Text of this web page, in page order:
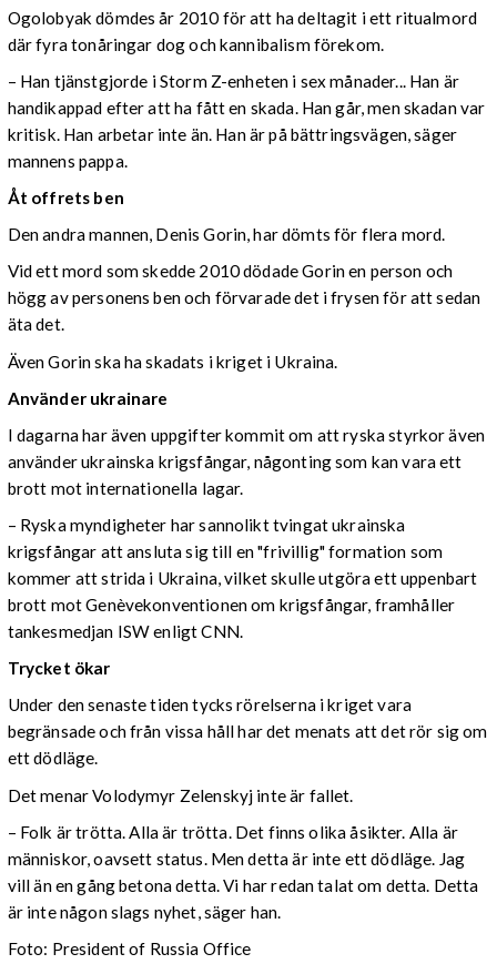
Ogolobyak dömdes år 2010 för att ha deltagit i ett ritualmord
där fyra tonåringar dog och kannibalism förekom.
– Han tjänstgjorde i Storm Z-enheten i sex månader... Han är
handikappad efter att ha fått en skada. Han går, men skadan var
kritisk. Han arbetar inte än. Han är på bättringsvägen, säger
mannens pappa.
Åt offrets ben
Den andra mannen, Denis Gorin, har dömts för flera mord.
Vid ett mord som skedde 2010 dödade Gorin en person och
högg av personens ben och förvarade det i frysen för att sedan
äta det.
Även Gorin ska ha skadats i kriget i Ukraina.
Använder ukrainare
I dagarna har även uppgifter kommit om att ryska styrkor även
använder ukrainska krigsfångar, någonting som kan vara ett
brott mot internationella lagar.
– Ryska myndigheter har sannolikt tvingat ukrainska
krigsfångar att ansluta sig till en "frivillig" formation som
kommer att strida i Ukraina, vilket skulle utgöra ett uppenbart
brott mot Genèvekonventionen om krigsfångar, framhåller
tankesmedjan ISW enligt CNN.
Trycket ökar
Under den senaste tiden tycks rörelserna i kriget vara
begränsade och från vissa håll har det menats att det rör sig om
ett dödläge.
Det menar Volodymyr Zelenskyj inte är fallet.
– Folk är trötta. Alla är trötta. Det finns olika åsikter. Alla är
människor, oavsett status. Men detta är inte ett dödläge. Jag
vill än en gång betona detta. Vi har redan talat om detta. Detta
är inte någon slags nyhet, säger han.
Foto: President of Russia Office